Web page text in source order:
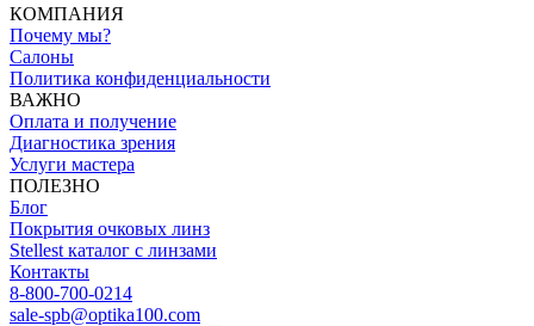
КОМПАНИЯ
Почему мы?
Салоны
Политика конфиденциальности
ВАЖНО
Оплата и получение
Диагностика зрения
Услуги мастера
ПОЛЕЗНО
Блог
Покрытия очковых линз
Stellest каталог с линзами
Контакты
8-800-700-0214
sale-spb@optika100.com